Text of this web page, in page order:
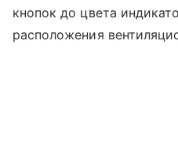
кнопок до цвета
расположения